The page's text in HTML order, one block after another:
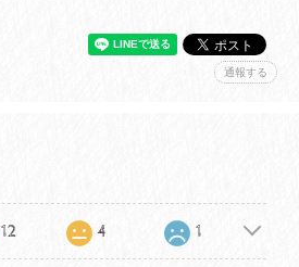
通報する
4 1